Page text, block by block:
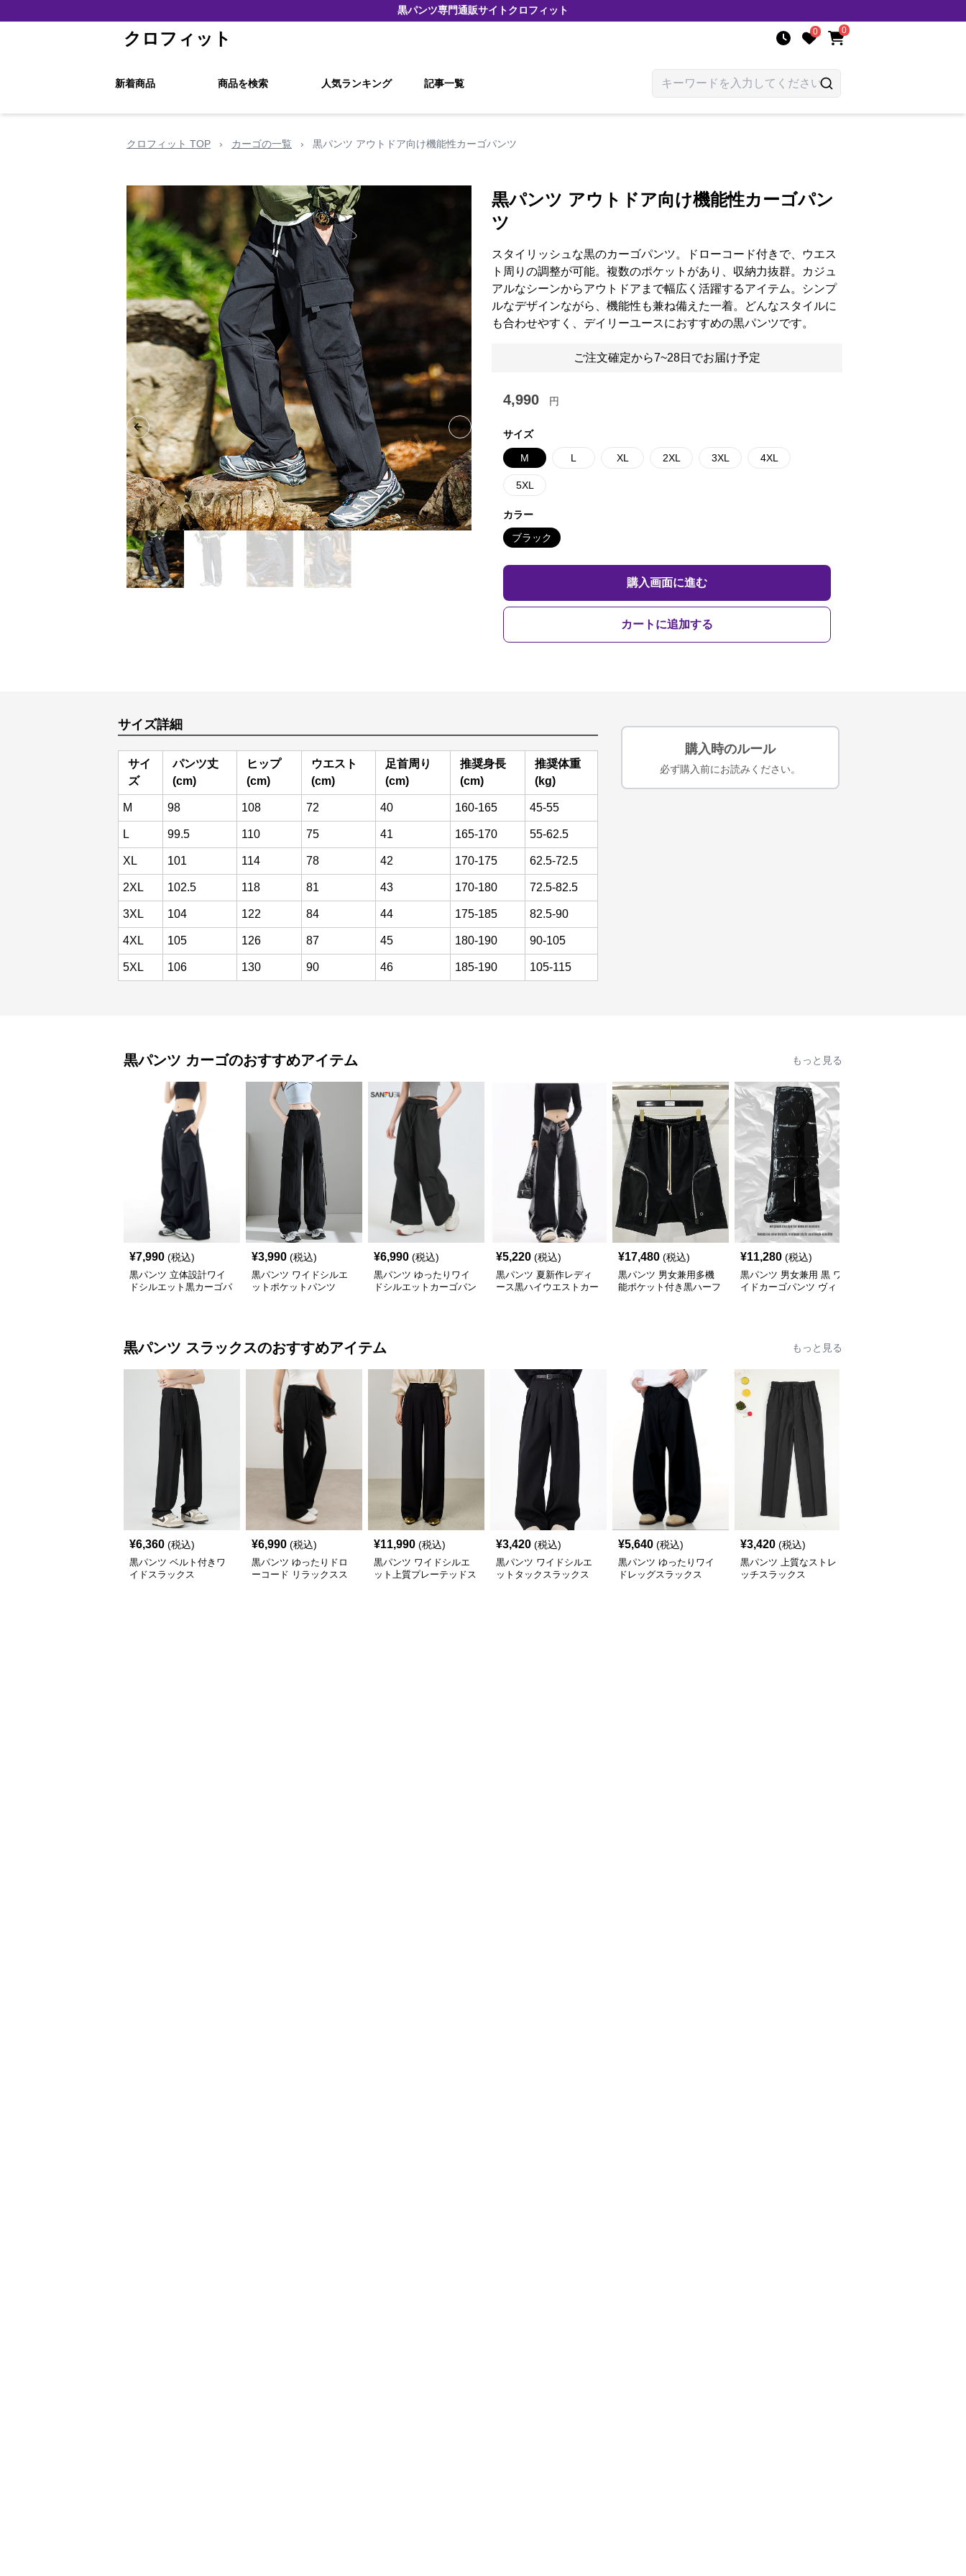
黒パンツ専門通販サイトクロフィット
クロフィット 0 0
新着商品 商品を検索 人気ランキング 記事一覧
クロフィット TOP › カーゴの一覧 › 黒パンツ アウトドア向け機能性カーゴパンツ
Previous slide Next slide
黒パンツ アウトドア向け機能性カーゴパン
ツ
スタイリッシュな黒のカーゴパンツ。ドローコード付きで、ウエス
ト周りの調整が可能。複数のポケットがあり、収納力抜群。カジュ
アルなシーンからアウトドアまで幅広く活躍するアイテム。シンプ
ルなデザインながら、機能性も兼ね備えた一着。どんなスタイルに
も合わせやすく、デイリーユースにおすすめの黒パンツです。
ご注文確定から7~28日でお届け予定
4,990 円
サイズ
M L XL 2XL 3XL 4XL
5XL
カラー
ブラック
購入画面に進む
カートに追加する
サイズ詳細
サイ
ズ
パンツ丈
(cm)
ヒップ
(cm)
ウエスト
(cm)
足首周り
(cm)
推奨身長
(cm)
推奨体重
(kg)
M 98 108 72 40 160-165 45-55
L 99.5 110 75 41 165-170 55-62.5
XL 101 114 78 42 170-175 62.5-72.5
2XL 102.5 118 81 43 170-180 72.5-82.5
3XL 104 122 84 44 175-185 82.5-90
4XL 105 126 87 45 180-190 90-105
5XL 106 130 90 46 185-190 105-115
購入時のルール
必ず購入前にお読みください。
黒パンツ カーゴのおすすめアイテム もっと見る
¥7,990 (税込)
黒パンツ 立体設計ワイ
ドシルエット黒カーゴパ
¥3,990 (税込)
黒パンツ ワイドシルエ
ットポケットパンツ
¥6,990 (税込)
黒パンツ ゆったりワイ
ドシルエットカーゴパン
¥5,220 (税込)
黒パンツ 夏新作レディ
ース黒ハイウエストカー
¥17,480 (税込)
黒パンツ 男女兼用多機
能ポケット付き黒ハーフ
¥11,280 (税込)
黒パンツ 男女兼用 黒 ワ
イドカーゴパンツ ヴィ
黒パンツ スラックスのおすすめアイテム もっと見る
¥6,360 (税込)
黒パンツ ベルト付きワ
イドスラックス
¥6,990 (税込)
黒パンツ ゆったりドロ
ーコード リラックスス
¥11,990 (税込)
黒パンツ ワイドシルエ
ット上質プレーテッドス
¥3,420 (税込)
黒パンツ ワイドシルエ
ットタックスラックス
¥5,640 (税込)
黒パンツ ゆったりワイ
ドレッグスラックス
¥3,420 (税込)
黒パンツ 上質なストレ
ッチスラックス